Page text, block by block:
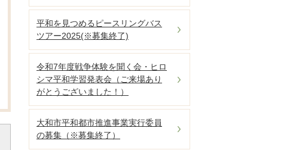
平和を見つめるピースリングバス
ツアー2025(※募集終了)
令和7年度戦争体験を聞く会・ヒロ
シマ平和学習発表会（ご来場あり
がとうございました！）
大和市平和都市推進事業実行委員
の募集（※募集終了）